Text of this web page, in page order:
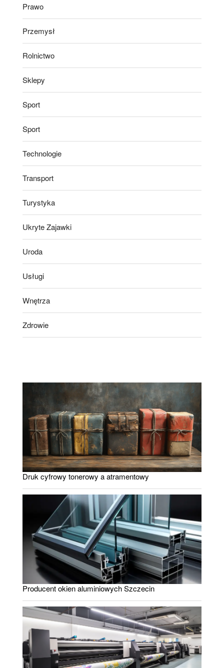
Prawo
Przemysł
Rolnictwo
Sklepy
Sport
Sport
Technologie
Transport
Turystyka
Ukryte Zajawki
Uroda
Usługi
Wnętrza
Zdrowie
Druk cyfrowy tonerowy a atramentowy
Producent okien aluminiowych Szczecin